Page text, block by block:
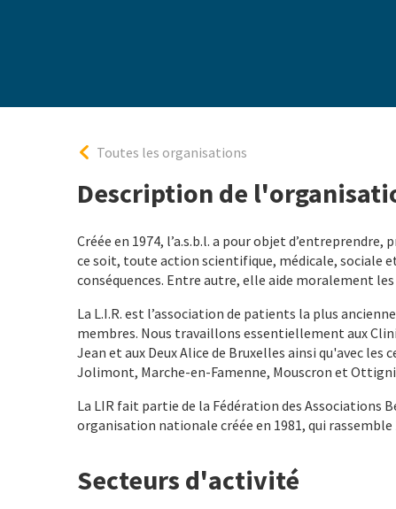
Toutes les organisations
Description de
Créée en 1974, l’a.s.b.l. a pour objet
ce soit, toute action scientifique, médicale, sociale
conséquences. Entre autre, elle aide moralement
La L.I.R. est l’association de patients la plus
membres. Nous travaillons essentiellement aux
Jean et aux Deux Alice de Bruxelles ainsi qu'avec
Jolimont, Marche-en-Famenne, Mouscron et
La LIR fait partie de la Fédération des Associations
organisation nationale créée en 1981, qui
Secteurs d'activité